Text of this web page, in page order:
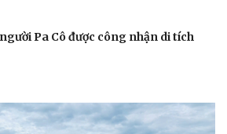
Câu chuyện thời sự
Đọc truyện đêm khuya
Pa Cô được công nhận di tích